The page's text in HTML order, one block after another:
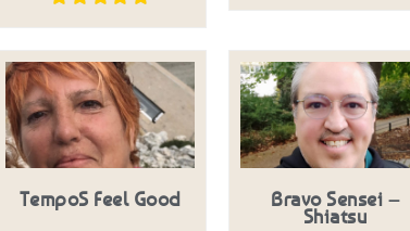
TempoS Feel Good Bravo Sensei –
Shiatsu